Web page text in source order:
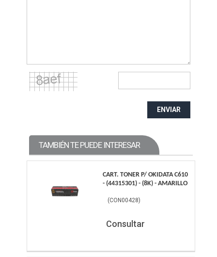
ENVIAR
TAMBIÉN TE PUEDE INTERESAR
CART. TONER P/ OKIDATA C610
- (44315301) - (8K) - AMARILLO
(CON00428)
Consultar